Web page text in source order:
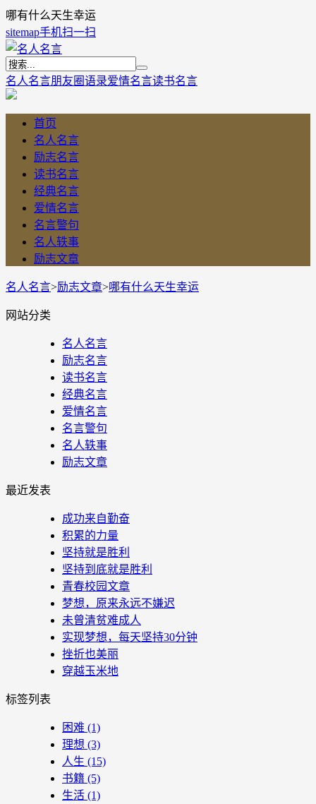
哪有什么天生幸运
sitemap手机扫一扫
名人名言朋友圈语录爱情名言读书名言
首页
名人名言
励志名言
读书名言
经典名言
爱情名言
名言警句
名人轶事
励志文章
名人名言>励志文章>哪有什么天生幸运
网站分类
名人名言
励志名言
读书名言
经典名言
爱情名言
名言警句
名人轶事
励志文章
最近发表
成功来自勤奋
积累的力量
坚持就是胜利
坚持到底就是胜利
青春校园文章
梦想，原来永远不嫌迟
未曾清贫难成人
实现梦想，每天坚持30分钟
挫折也美丽
穿越玉米地
标签列表
困难 (1)
理想 (3)
人生 (15)
书籍 (5)
生活 (1)